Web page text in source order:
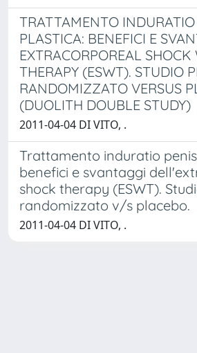
TRATTAMENTO INDURATIO
PLASTICA: BENEFICI E
EXTRACORPOREAL SHOCK
THERAPY (ESWT). STUDIO
RANDOMIZZATO VERSUS
(DUOLITH DOUBLE STUDY)
2011-04-04 DI VITO, .
Trattamento induratio
benefici e svantaggi
shock therapy (ESWT).
randomizzato v/s placebo.
2011-04-04 DI VITO, .